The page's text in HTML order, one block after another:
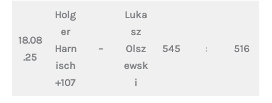
18.08
.25
Holg
er
Harn
isch
+107
–
Luka
sz
Olsz
ewsk
i
545 : 516